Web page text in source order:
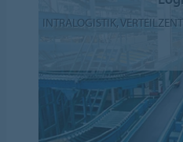
INTRALOGISTIK,